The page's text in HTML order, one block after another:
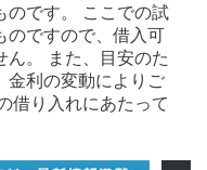
のです。 ここでの試
のですので、借入可
ん。 また、目安のた
金利の変動によりご
借り入れにあたって